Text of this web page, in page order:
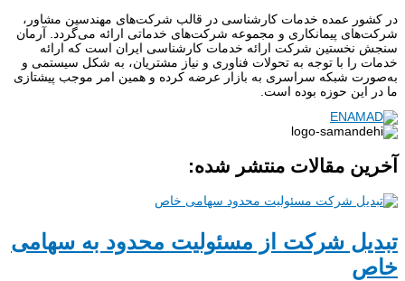
در کشور عمده خدمات کارشناسی در قالب شرکت‌های مهندسین مشاور،
شرکت‌های پیمانکاری و مجموعه شرکت‌های خدماتی ارائه می‌گردد. آرمان
سنجش نخستین شرکت ارائه خدمات کارشناسی ایران است که ارائه
خدمات را با توجه به تحولات فناوری و نیاز مشتریان، به شکل سیستمی و
به‌صورت شبکه سراسری به بازار عرضه کرده و همین امر موجب پیشتازی
ما در این حوزه بوده است.
آخرین مقالات منتشر شده:
تبدیل شرکت از مسئولیت محدود به سهامی
خاص